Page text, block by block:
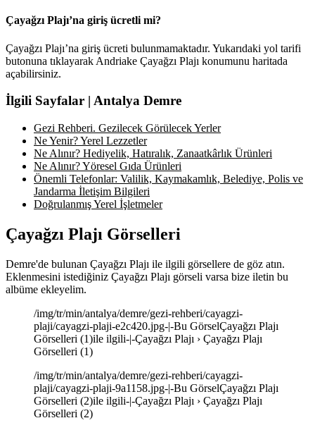
Çayağzı Plajı’na giriş ücretli mi?
Çayağzı Plajı’na giriş ücreti bulunmamaktadır. Yukarıdaki yol tarifi
butonuna tıklayarak Andriake Çayağzı Plajı konumunu haritada
açabilirsiniz.
İlgili Sayfalar | Antalya Demre
Gezi Rehberi. Gezilecek Görülecek Yerler
Ne Yenir? Yerel Lezzetler
Ne Alınır? Hediyelik, Hatıralık, Zanaatkârlık Ürünleri
Ne Alınır? Yöresel Gıda Ürünleri
Önemli Telefonlar: Valilik, Kaymakamlık, Belediye, Polis ve
Jandarma İletişim Bilgileri
Doğrulanmış Yerel İşletmeler
Çayağzı Plajı Görselleri
Demre'de bulunan Çayağzı Plajı ile ilgili görsellere de göz atın.
Eklenmesini istediğiniz Çayağzı Plajı görseli varsa bize iletin bu
albüme ekleyelim.
/img/tr/min/antalya/demre/gezi-rehberi/cayagzi-
plaji/cayagzi-plaji-e2c420.jpg-|-Bu GörselÇayağzı Plajı
Görselleri (1)ile ilgili-|-Çayağzı Plajı › Çayağzı Plajı
Görselleri (1)
/img/tr/min/antalya/demre/gezi-rehberi/cayagzi-
plaji/cayagzi-plaji-9a1158.jpg-|-Bu GörselÇayağzı Plajı
Görselleri (2)ile ilgili-|-Çayağzı Plajı › Çayağzı Plajı
Görselleri (2)